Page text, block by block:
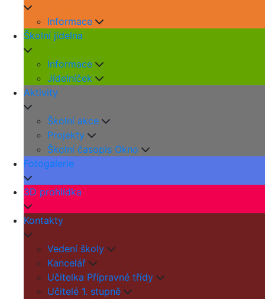
Informace
Školní jídelna
Informace
Jídelníček
Aktivity
Školní akce
Projekty
Školní časopis Okno
Fotogalerie
3D prohlídka
Kontakty
Vedení školy
Kancelář
Učitelka Přípravné třídy
Učitelé 1. stupně